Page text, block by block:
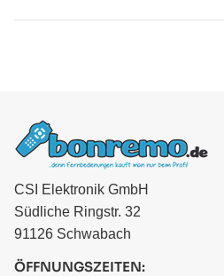
CSI Elektronik GmbH
Südliche Ringstr. 32
91126 Schwabach
ÖFFNUNGSZEITEN: